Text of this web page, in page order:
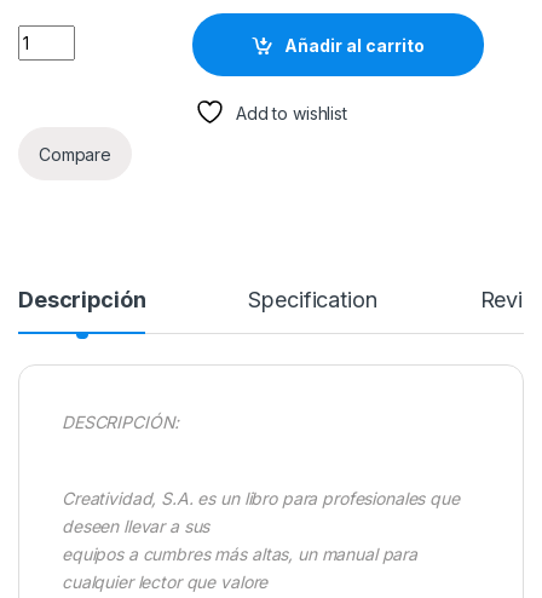
Creatividad, S.a- Ed Catmull- Conecta quantity
Añadir al carrito
Add to wishlist
Compare
Descripción Specification
DESCRIPCIÓN:
Creatividad, S.A. es un libro para profesionales que
deseen llevar a sus
equipos a cumbres más altas, un manual para
cualquier lector que valore